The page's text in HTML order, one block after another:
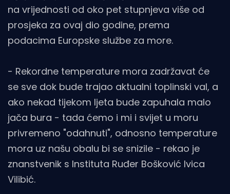
na vrijednosti od oko pet stupnjeva više od
prosjeka za ovaj dio godine, prema
podacima Europske službe za more.
- Rekordne temperature mora zadržavat će
se sve dok bude trajao aktualni toplinski val, a
ako nekad tijekom ljeta bude zapuhala malo
jača bura - tada ćemo i mi i svijet u moru
privremeno "odahnuti", odnosno temperature
mora uz našu obalu bi se snizile - rekao je
znanstvenik s Instituta Ruđer Bošković Ivica
Vilibić.